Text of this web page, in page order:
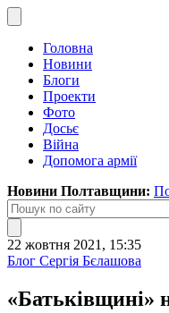
Головна
Новини
Блоги
Проекти
Фото
Досьє
Війна
Допомога армії
Новини Полтавщини:
22 жовтня 2021, 15:35
Блог Сергія Бєлашова
«Батьківщині»